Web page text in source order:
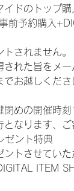
ドのトップ購
前予約購入
されません。
れた旨をメ
お越しくだ
閉めの開催時
なります、ご
ント特典
トさせていた
ITEM